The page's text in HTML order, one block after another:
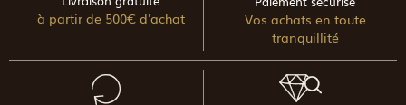
à partir de 500€ d'achat
Vos achats en toute
tranquillité